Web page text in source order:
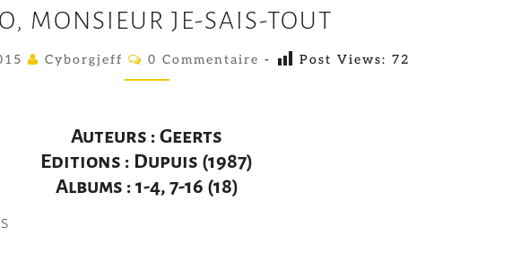
O
J
O
M
O
N
MONSIEUR JE-SAIS-TOUT
Cyborgjeff
C
M
T
A
I
R
0 Commentaire - Post Views: 72
Auteurs : Geerts
Editions : Dupuis (1987)
Albums : 1-4, 7-16 (18)